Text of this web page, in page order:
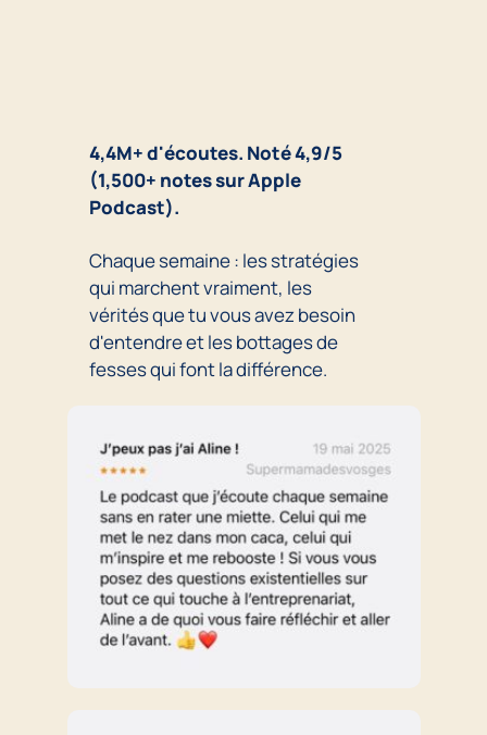
4,4M+ d'écoutes. Noté 4,9/5
(1,500+ notes sur Apple
Podcast).
Chaque semaine : les stratégies
qui marchent vraiment, les
vérités que tu vous avez besoin
d'entendre et les bottages de
fesses qui font la différence.